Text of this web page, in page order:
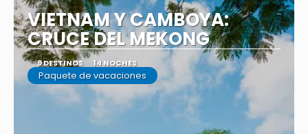
VIETNAM Y CAMBOYA:
CRUCE DEL MEKONG
9 DESTINOS 14 NOCHES
Paquete de vacaciones